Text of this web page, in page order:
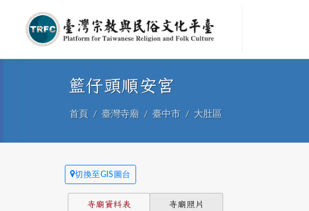
籃仔頭順安宮
首頁 臺灣寺廟 臺中市 大肚區
切換至GIS圖台
寺廟資料表 寺廟照片